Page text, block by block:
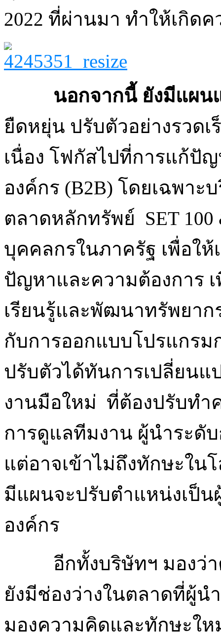
2022 ที่ผ่านมา ทำให้เกิด
นอกจากนี้ ยังมีแผนแ
ยืดหยุ่น ปรับตัวอย่างรวด
เนื่อง โฟกัสไปที่การแก้ปั
องค์กร (B2B) โดยเฉพา
ตลาดหลักทรัพย์ SET
บุคคลกรในภาครัฐ เพื่อให้
ปัญหาและความต้องการ
เรียนรู้และพัฒนาทรัพยา
กับการออกแบบโปรแกร
ปรับตัวได้ทันการเปลี่ยน
งานมือใหม่ ที่ต้องปรับทำ
การดูแลทีมงาน ผู้นำระดับ
แต่อาจเข้าไม่ถึงทักษะใน
มีแผนจะปรับตำแหน่งเป็น
องค์กร
อีกทั้งบริษัทฯ มองว่
ยังมีช่องว่างในตลาดที่ผู้น
มองความคิดและทักษะให